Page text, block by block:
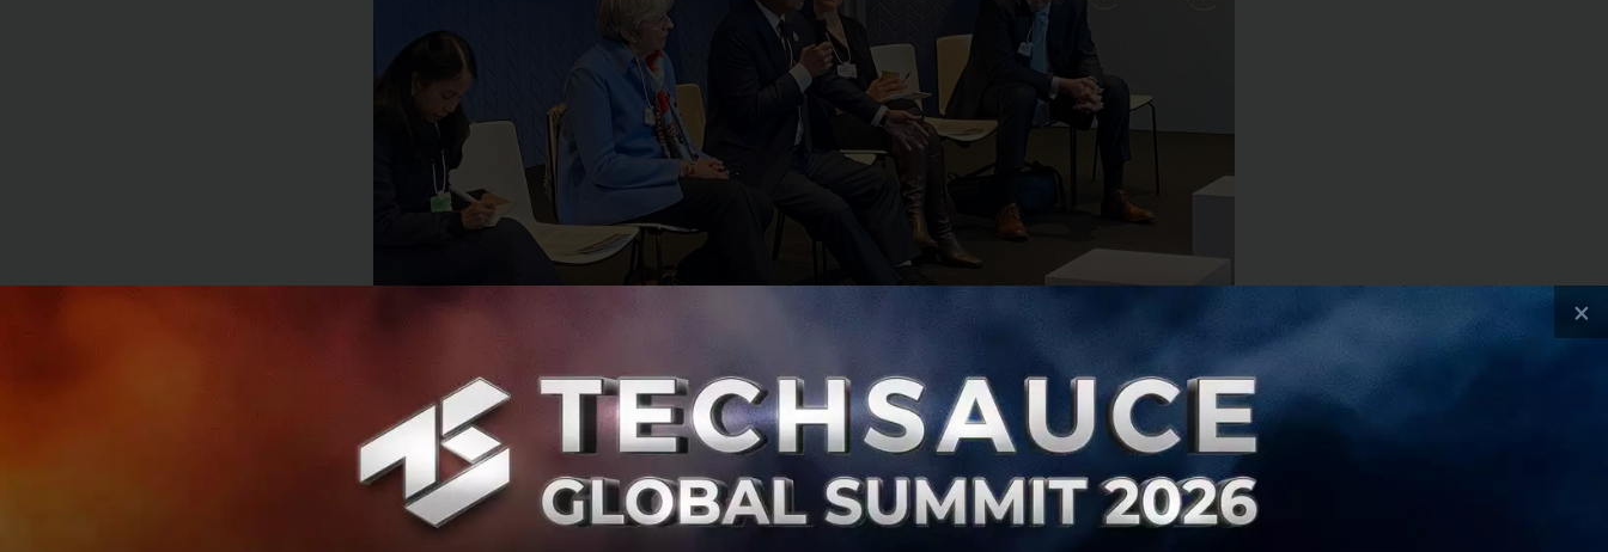
เมื่อวันที่ 20 มกราคม 2569 นายสีหศักดิ์ พวงเกตุแก้ว รัฐมนตรีว่าการกระทรวงการต่างประเทศ ได้เข้า
ร่วมการประชุมกลุ่มย่อยระดับยุทธศาสตร์ ในหัวข้อ “From Data to Collective Action Against
Forced Labour” ในห้วงการประชุมประจำปีของสภาเศรษฐกิจโลก (World Economic Forum: WEF)
ประจำปี 2569 ณ เมืองดาวอส สมาพันธรัฐสวิส โดยมีนาย Dan Viederman จาก Working Capital
Innovation Fund และผู้แทนจาก Schwab Foundation for Social Entrepreneurship เป็นผู้ดำเนิน
×